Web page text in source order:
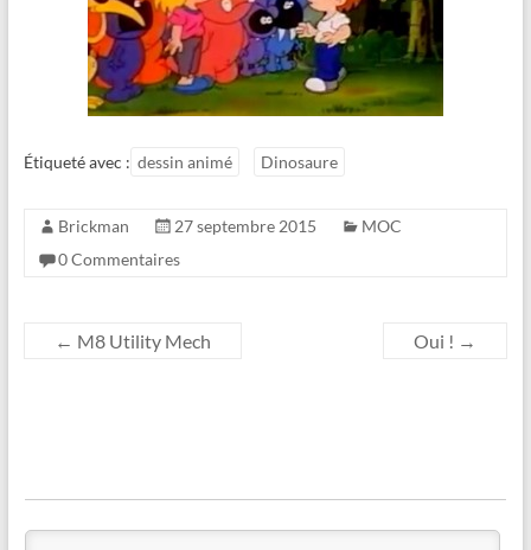
Étiqueté avec : dessin animé Dinosaure
Brickman 27 septembre 2015
MOC
0 Commentaires
← M8 Utility Mech Oui ! →